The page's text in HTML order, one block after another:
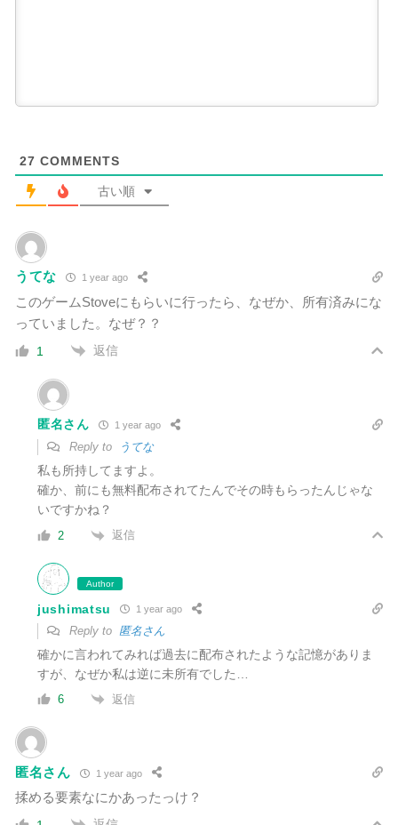
27 COMMENTS
古い順
うてな 1 year ago
このゲームStoveにもらいに行ったら、なぜか、所有済みにな
っていました。なぜ？？
1 返信
匿名さん 1 year ago
Reply to うてな
私も所持してますよ。
確か、前にも無料配布されてたんでその時もらったんじゃな
いですかね？
2 返信
Author
jushimatsu 1 year ago
Reply to 匿名さん
確かに言われてみれば過去に配布されたような記憶がありま
すが、なぜか私は逆に未所有でした…
6 返信
匿名さん 1 year ago
揉める要素なにかあったっけ？